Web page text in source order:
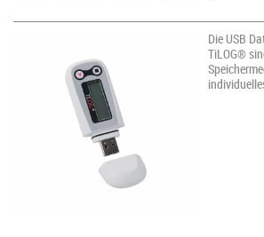
Die USB
TiLOG®